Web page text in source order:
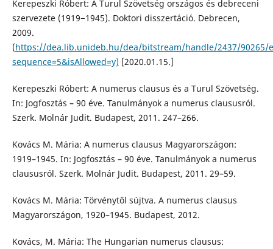
Kerepeszki Róbert: A Turul Szövetség országos és debreceni
szervezete (1919−1945). Doktori disszertáció. Debrecen,
2009.
(https://dea.lib.unideb.hu/dea/bitstream/handle/2437/90265/
sequence=5&isAllowed=y) [2020.01.15.]
Kerepeszki Róbert: A numerus clausus és a Turul Szövetség.
In: Jogfosztás – 90 éve. Tanulmányok a numerus claususról.
Szerk. Molnár Judit. Budapest, 2011. 247–266.
Kovács M. Mária: A numerus clausus Magyarországon:
1919–1945. In: Jogfosztás – 90 éve. Tanulmányok a numerus
claususról. Szerk. Molnár Judit. Budapest, 2011. 29–59.
Kovács M. Mária: Törvénytől sújtva. A numerus clausus
Magyarországon, 1920–1945. Budapest, 2012.
Kovács, M. Mária: The Hungarian numerus clausus: